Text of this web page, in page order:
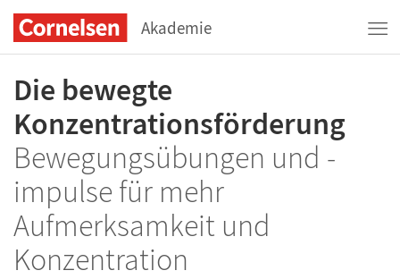
Akademie
Die bewegte
Konzentrationsförderung
Bewegungsübungen und -
impulse für mehr
Aufmerksamkeit und
Konzentration